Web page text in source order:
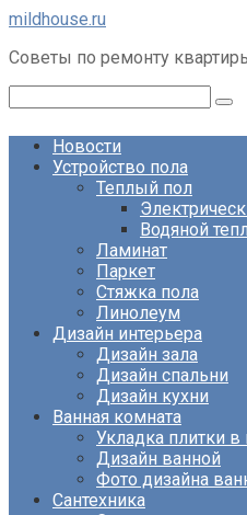
Перейти
контенту
mildhouse.ru
Советы по ремонту
Новости
Устройство пола
Теплый пол
Водяной
Ламинат
Паркет
Стяжка пола
Линолеум
Дизайн интерьера
Дизайн зала
Дизайн спальни
Дизайн кухни
Ванная комната
Укладка плитки в
Дизайн ванной
Фото дизайна
Сантехника